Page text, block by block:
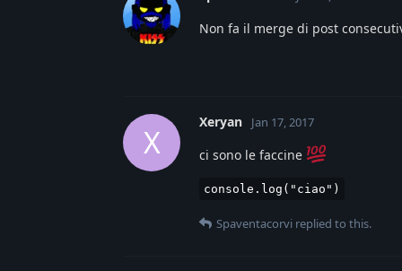
Non fa il merge di post
X
Xeryan Jan 17, 2017
ci sono le faccine
console.log("ciao")
Spaventacorvi replied to this.